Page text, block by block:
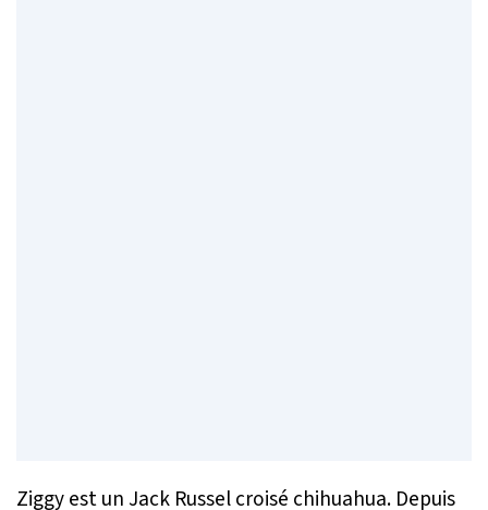
Ziggy est un Jack Russel croisé chihuahua. Depuis